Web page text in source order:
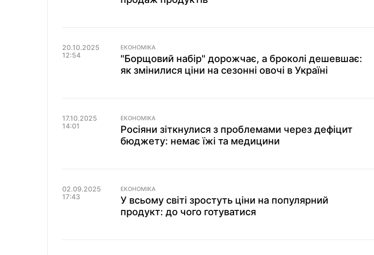
20.10.2025
12:54
ЕКОНОМІКА
"Борщовий набір" дорожчає, а броколі дешевшає:
як змінилися ціни на сезонні овочі в Україні
17.10.2025
14:01
ЕКОНОМІКА
Росіяни зіткнулися з проблемами через дефіцит
бюджету: немає їжі та медицини
02.09.2025
17:43
ЕКОНОМІКА
У всьому світі зростуть ціни на популярний
продукт: до чого готуватися